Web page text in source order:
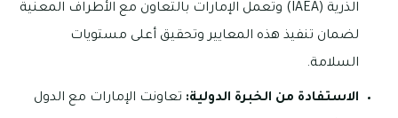
الذرية (IAEA) وتعمل الإمارات بالتعاون مع الأطراف المعنية
لضمان تنفيذ هذه المعايير وتحقيق أعلى مستويات
السلامة.
الاستفادة من الخبرة الدولية: تعاونت الإمارات مع الدول